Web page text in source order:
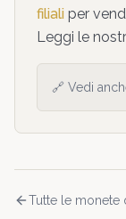
filiali per
Leggi le
🔗 Vedi
Tutte le monete